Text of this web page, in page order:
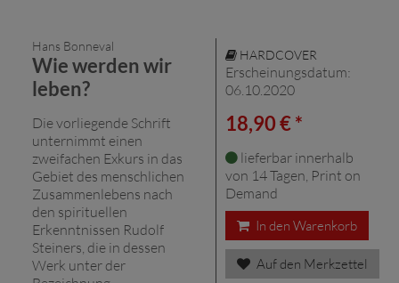
Hans Bonneval
Wie werden wir
leben?
Die vorliegende Schrift
unternimmt einen
zweifachen Exkurs in das
Gebiet des menschlichen
Zusammenlebens nach
den spirituellen
Erkenntnissen Rudolf
Steiners, die in dessen
Werk unter der
HARDCOVER
Erscheinungsdatum:
06.10.2020
18,90 € *
lieferbar innerhalb
von 14 Tagen, Print on
Demand
In den Warenkorb
Auf den Merkzettel